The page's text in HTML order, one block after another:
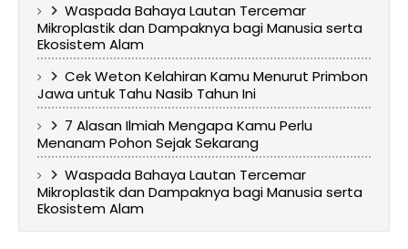
Waspada Bahaya Lautan Tercemar
Mikroplastik dan Dampaknya bagi Manusia serta
Ekosistem Alam
Cek Weton Kelahiran Kamu Menurut Primbon
Jawa untuk Tahu Nasib Tahun Ini
7 Alasan Ilmiah Mengapa Kamu Perlu
Menanam Pohon Sejak Sekarang
Waspada Bahaya Lautan Tercemar
Mikroplastik dan Dampaknya bagi Manusia serta
Ekosistem Alam